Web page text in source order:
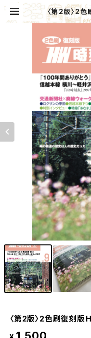
〈第2版〉2
〈第2版〉2色刷復刻版